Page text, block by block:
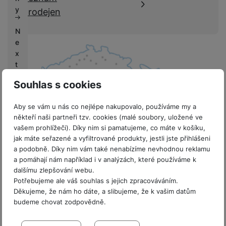
Souhlas s cookies
Aby se vám u nás co nejlépe nakupovalo, používáme my a
někteří naši partneři tzv. cookies (malé soubory, uložené ve
vašem prohlížeči). Díky nim si pamatujeme, co máte v košíku,
jak máte seřazené a vyfiltrované produkty, jestli jste přihlášeni
a podobně. Díky nim vám také nenabízíme nevhodnou reklamu
a pomáhají nám například i v analýzách, které používáme k
dalšímu zlepšování webu.
Potřebujeme ale váš souhlas s jejich zpracováváním.
Děkujeme, že nám ho dáte, a slibujeme, že k vašim datům
budeme chovat zodpovědně.
Nastavení souhlasů s kategoriemi
k
y
y
N
e
x
t
if
V
ý
k
u
p
y
prodejen
8 prodejen v ČR
Sdružení